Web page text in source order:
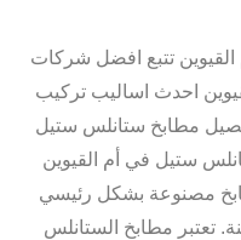
تتبع افضل شركات
احدث اساليب تركيب
مطابخ ستانلس ستيل
ستيل في أم القيوين
مصنوعة بشكل رئيسي
تعتبر مطابخ الستانلس